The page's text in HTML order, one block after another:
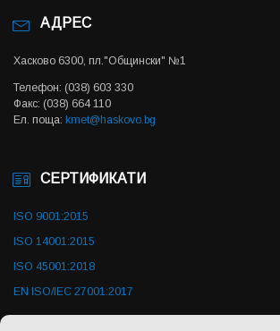
АДРЕС
Хасково 6300, пл."Общински" №1
Телефон: (038) 603 330
Факс: (038) 664 110
Ел. поща: kmet@haskovo.bg
СЕРТИФИКАТИ
ISO 9001:2015
ISO 14001:2015
ISO 45001:2018
EN ISO/IEC 27001:2017